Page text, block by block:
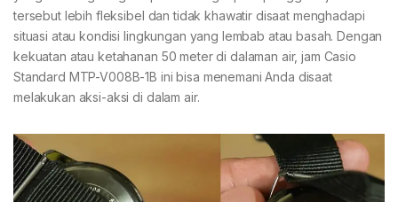
tersebut lebih fleksibel dan tidak khawatir disaat menghadapi
situasi atau kondisi lingkungan yang lembab atau basah. Dengan
kekuatan atau ketahanan 50 meter di dalaman air, jam Casio
Standard MTP-V008B-1B ini bisa menemani Anda disaat
melakukan aksi-aksi di dalam air.